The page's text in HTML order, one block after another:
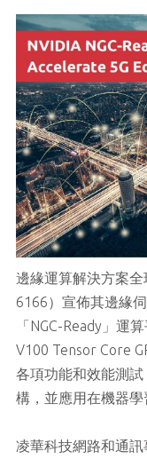
邊緣運算解決方案
6166）宣佈其邊緣
「NGC-Ready」運
V100 Tensor Core
各項功能和效能測
構，並應用在機器學
凌華科技網路和通